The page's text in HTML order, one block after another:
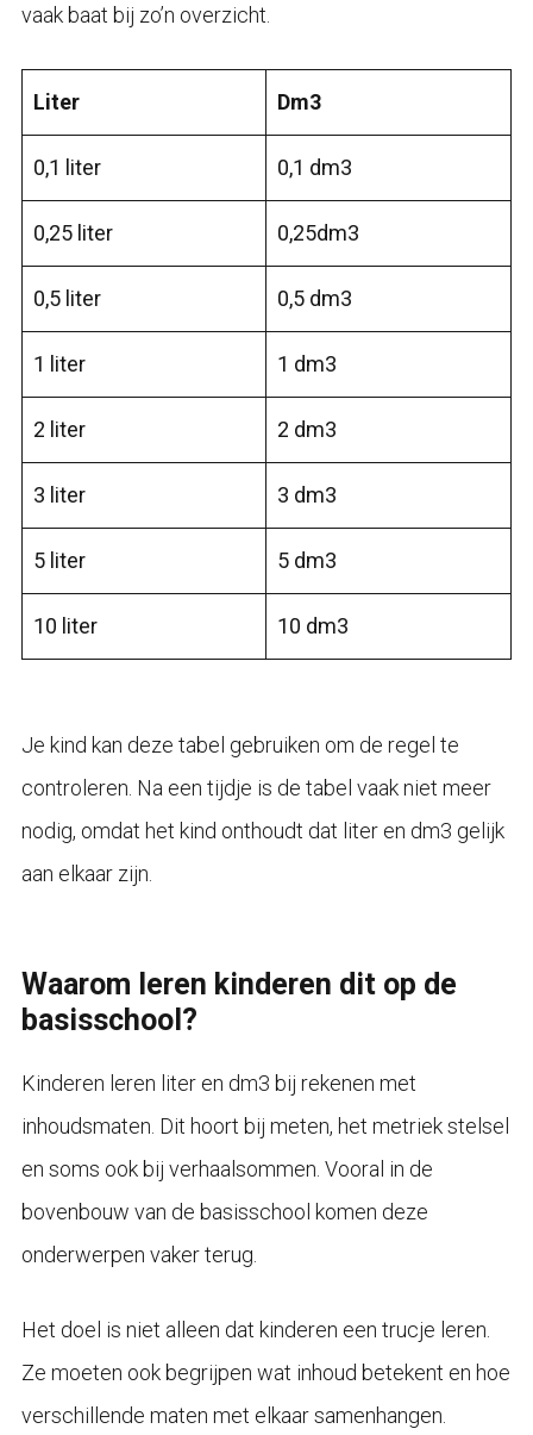
vaak baat bij zo’n overzicht.
Liter Dm3
0,1 liter 0,1 dm3
0,25 liter 0,25dm3
0,5 liter 0,5 dm3
1 liter 1 dm3
2 liter 2 dm3
3 liter 3 dm3
5 liter 5 dm3
10 liter 10 dm3
Je kind kan deze tabel gebruiken om de regel te
controleren. Na een tijdje is de tabel vaak niet meer
nodig, omdat het kind onthoudt dat liter en dm3 gelijk
aan elkaar zijn.
Waarom leren kinderen dit op de
basisschool?
Kinderen leren liter en dm3 bij rekenen met
inhoudsmaten. Dit hoort bij meten, het metriek stelsel
en soms ook bij verhaalsommen. Vooral in de
bovenbouw van de basisschool komen deze
onderwerpen vaker terug.
Het doel is niet alleen dat kinderen een trucje leren.
Ze moeten ook begrijpen wat inhoud betekent en hoe
verschillende maten met elkaar samenhangen.